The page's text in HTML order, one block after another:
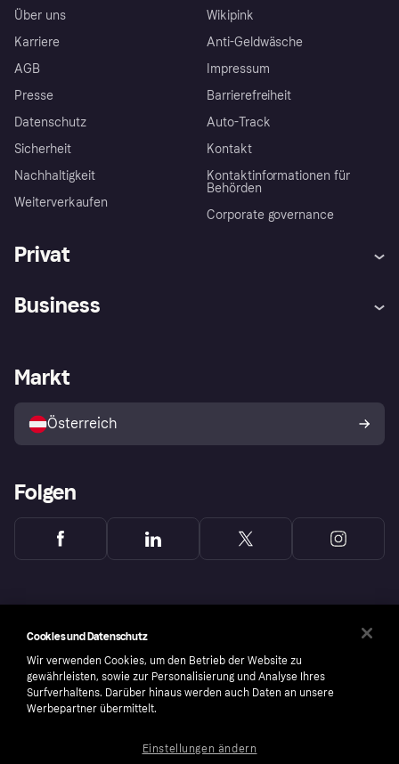
Über uns
Karriere
AGB
Presse
Datenschutz
Sicherheit
Nachhaltigkeit
Weiterverkaufen
Wikipink
Anti-Geldwäsche
Impressum
Barrierefreiheit
Auto-Track
Kontakt
Kontaktinformationen für
Behörden
Corporate governance
Privat
Shops entdecken
Business
Händlerportal
Markt
Österreich
Folgen
Cookies und Datenschutz
Wir verwenden Cookies, um den Betrieb der Website zu
gewährleisten, sowie zur Personalisierung und Analyse Ihres
Surfverhaltens. Darüber hinaus werden auch Daten an unsere
Werbepartner übermittelt.
Einstellungen ändern